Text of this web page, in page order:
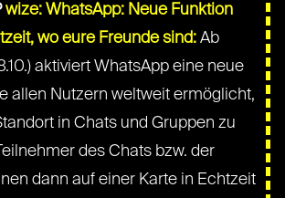
wize: WhatsApp: Neue Funktion
wo eure Freunde sind: Ab
aktiviert WhatsApp eine neue
allen Nutzern weltweit ermöglicht,
in Chats und Gruppen zu
des Chats bzw. der
dann auf einer Karte in Echtzeit